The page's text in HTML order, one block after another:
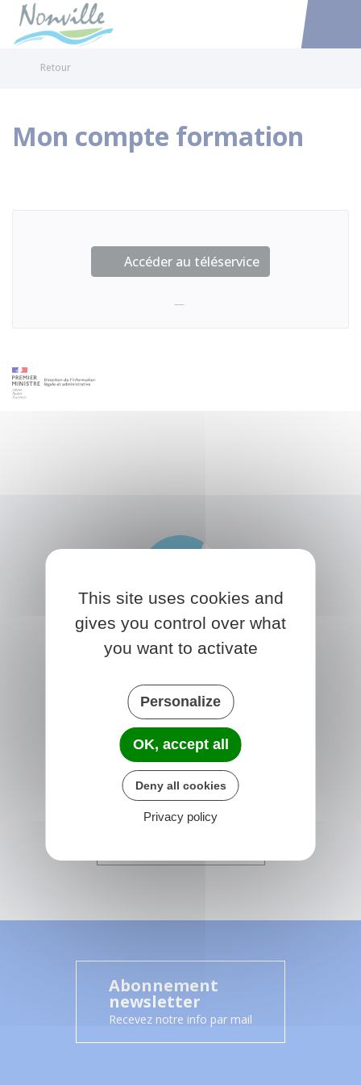
Accéder
Retour
Mon compte formation
Accéder au téléservice
Place de la Mairie
77140 nonville
France
01 64 29 01 34
Horaires de la mairie
Du lundi au vendredi : 14h00 - 17h15
Abonnement
newsletter
Recevez notre info par mail
This site uses cookies and
gives you control over what
you want to activate
Personalize
OK, accept all
Deny all cookies
Privacy policy